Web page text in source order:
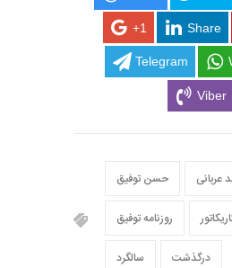
+1 Share
Telegram
Viber
حسن توفیق عربانی
روزنامه توفیق
سالگرد درگذشت